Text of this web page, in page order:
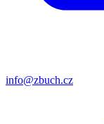
info@zbuch.cz